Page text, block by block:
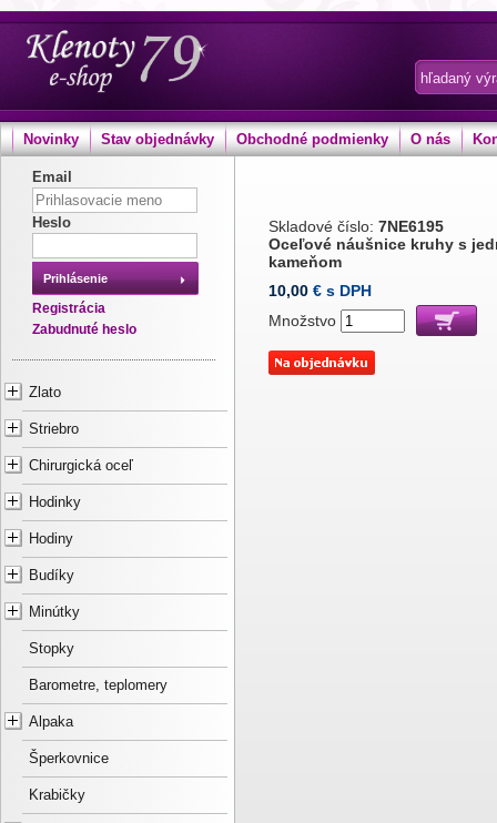
Novinky Stav objednávky Obchodné podmienky O nás
Email
Heslo
Prihlásenie
Registrácia
Zabudnuté heslo
Zlato
Striebro
Chirurgická oceľ
Hodinky
Hodiny
Budíky
Minútky
Stopky
Barometre, teplomery
Alpaka
Šperkovnice
Krabičky
Skladové číslo: 7NE6195
Oceľové náušnice kruhy s
kameňom
10,00 € s DPH
Množstvo